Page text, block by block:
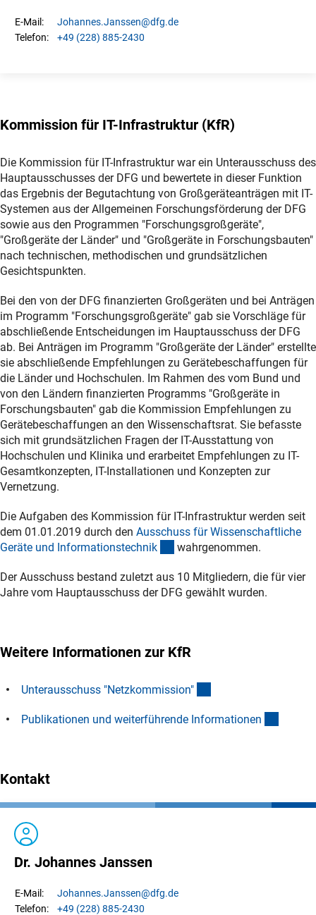
E-Mail: Johannes.Janssen@dfg.de
Telefon:
+49 (228) 885-2430
Kommission für IT-Infrastruktur (KfR)
Die Kommission für IT-Infrastruktur war ein Unterausschuss des
Hauptausschusses der DFG und bewertete in dieser Funktion
das Ergebnis der Begutachtung von Großgeräteanträgen mit IT-
Systemen aus der Allgemeinen Forschungsförderung der DFG
sowie aus den Programmen "Forschungsgroßgeräte",
"Großgeräte der Länder" und "Großgeräte in Forschungsbauten"
nach technischen, methodischen und grundsätzlichen
Gesichtspunkten.
Bei den von der DFG finanzierten Großgeräten und bei Anträgen
im Programm "Forschungsgroßgeräte" gab sie Vorschläge für
abschließende Entscheidungen im Hauptausschuss der DFG
ab. Bei Anträgen im Programm "Großgeräte der Länder" erstellte
sie abschließende Empfehlungen zu Gerätebeschaffungen für
die Länder und Hochschulen. Im Rahmen des vom Bund und
von den Ländern finanzierten Programms "Großgeräte in
Forschungsbauten" gab die Kommission Empfehlungen zu
Gerätebeschaffungen an den Wissenschaftsrat. Sie befasste
sich mit grundsätzlichen Fragen der IT-Ausstattung von
Hochschulen und Klinika und erarbeitet Empfehlungen zu IT-
Gesamtkonzepten, IT-Installationen und Konzepten zur
Vernetzung.
Die Aufgaben des Kommission für IT-Infrastruktur werden seit
dem 01.01.2019 durch den Ausschuss für Wissenschaftliche
Geräte und Informationstechnik (interner Link)
wahrgenommen.
Der Ausschuss bestand zuletzt aus 10 Mitgliedern, die für vier
Jahre vom Hauptausschuss der DFG gewählt wurden.
Weitere Informationen zur KfR
Unterausschuss "Netzkommission"
Publikationen und weiterführende Informationen
Kontakt
Dr. Johannes Janssen
E-Mail: Johannes.Janssen@dfg.de
Telefon:
+49 (228) 885-2430